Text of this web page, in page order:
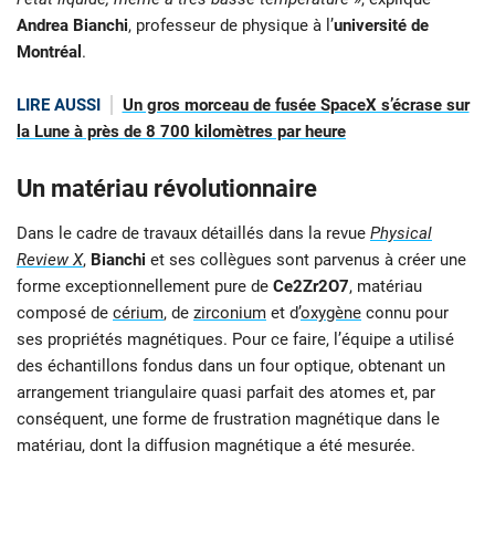
Andrea Bianchi, professeur de physique à l’université de
Montréal .
LIRE AUSSI
Un gros morceau de fusée SpaceX s’écrase sur
la Lune à près de 8 700 kilomètres par heure
Un matériau révolutionnaire
Dans le cadre de travaux détaillés dans la revue Physical
Review X, Bianchi et ses collègues sont parvenus à créer une
forme exceptionnellement pure de Ce2Zr2O7, matériau
composé de cérium, de zirconium et d’oxygène connu pour
ses propriétés magnétiques. Pour ce faire, l’équipe a utilisé
des échantillons fondus dans un four optique, obtenant un
arrangement triangulaire quasi parfait des atomes et, par
conséquent, une forme de frustration magnétique dans le
matériau, dont la diffusion magnétique a été mesurée.